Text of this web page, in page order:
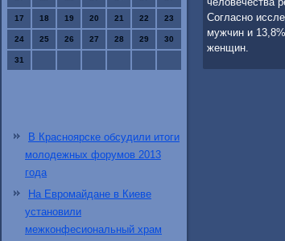
17 18 19 20 21 22 23
24 25 26 27 28 29 30
31
В Красноярске обсудили итоги
молодежных форумов 2013
года
На Евромайдане в Киеве
установили
межконфесиональный храм
Согласно
мужчин и
женщин.